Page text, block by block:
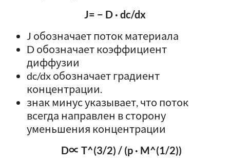
J= − D · dc/dx
J обозначает поток материала
D обозначает коэффициент
диффузии
dc/dx обозначает градиент
концентрации.
знак минус указывает, что поток
всегда направлен в сторону
уменьшения концентрации
D∝ T^(3/2) / (p · M^(1/2))